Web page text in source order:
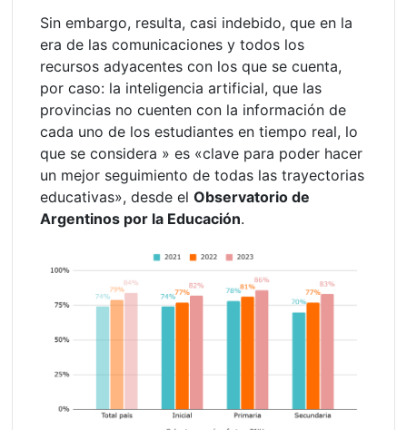
Sin embargo, resulta, casi indebido, que en la
era de las comunicaciones y todos los
recursos adyacentes con los que se cuenta,
por caso: la inteligencia artificial, que las
provincias no cuenten con la información de
cada uno de los estudiantes en tiempo real, lo
que se considera » es «clave para poder hacer
un mejor seguimiento de todas las trayectorias
educativas», desde elObservatorio de
Argentinos por la Educación.